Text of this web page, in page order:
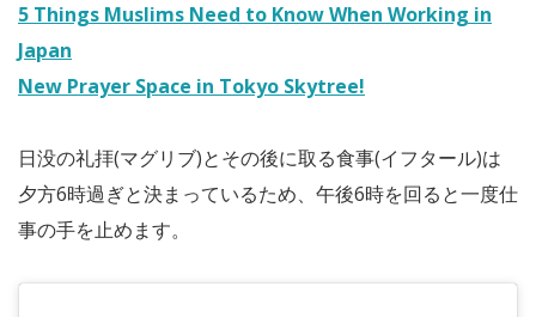
5 Things Muslims Need to Know When Working in
Japan
New Prayer Space in Tokyo Skytree!
日没の礼拝(マグリブ)とその後に取る食事(イフタール)は
夕方6時過ぎと決まっているため、午後6時を回ると一度仕
事の手を止めます。